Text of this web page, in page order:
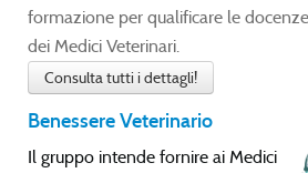
formazione per qualificare le docenze
dei Medici Veterinari.
Consulta tutti i dettagli!
Benessere Veterinario
Il gruppo intende fornire ai Medici